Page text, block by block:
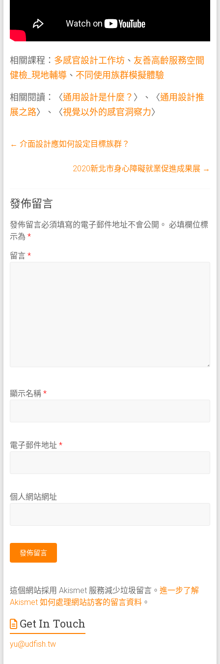
相關課程： 多感官設計工作坊、 友善高齡服務空間
健檢_現地輔導、 不同使用族群模擬體驗
相關閱讀：〈通用設計是什麼？ 〉、〈通用設計推
展之路〉、〈視覺以外的感官洞察力〉
← 介面設計應如何設定目標族群？
2020新北市身心障礙就業促進成果展 →
發佈留言
發佈留言必須填寫的電子郵件地址不會公開。 必填欄位標
示為 *
留言 *
顯示名稱 *
電子郵件地址 *
個人網站網址
這個網站採用 Akismet 服務減少垃圾留言。 進一步了解
Akismet 如何處理網站訪客的留言資料。
Get In Touch
yu@udfish.tw